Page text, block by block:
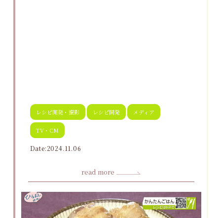
レシピ開発・撮影 レシピ開発 メディア
TV・CM
Date:2024.11.06
read more